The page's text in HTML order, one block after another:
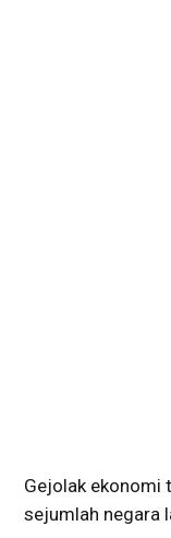
Gejolak ekonomi
sejumlah negara